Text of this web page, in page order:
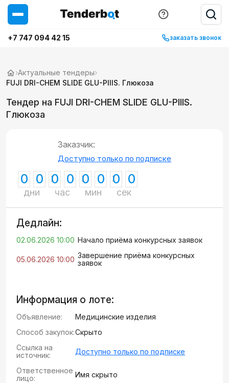
+7 747 094 42 15 заказать звонок
›Актуальные тендеры›
FUJI DRI-CHEM SLIDE GLU-PIIIS. Глюкоза
Тендер на FUJI DRI-CHEM SLIDE GLU-PIIIS.
Глюкоза
Заказчик:
Доступно только по подписке
0 0
дни
0 0
час
0 0
мин
0 0
сек
Дедлайн:
02.06.2026 10:00 Начало приёма конкурсных заявок
05.06.2026 10:00 Завершение приёма конкурсных
заявок
Информация о лоте:
Объявление:
Медицинские изделия
Способ закупок:Скрыто
Ссылка на
источник:
Доступно только по подписке
Ответственное
лицо:
Имя скрыто